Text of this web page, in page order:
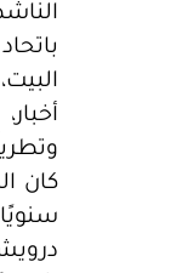
كان